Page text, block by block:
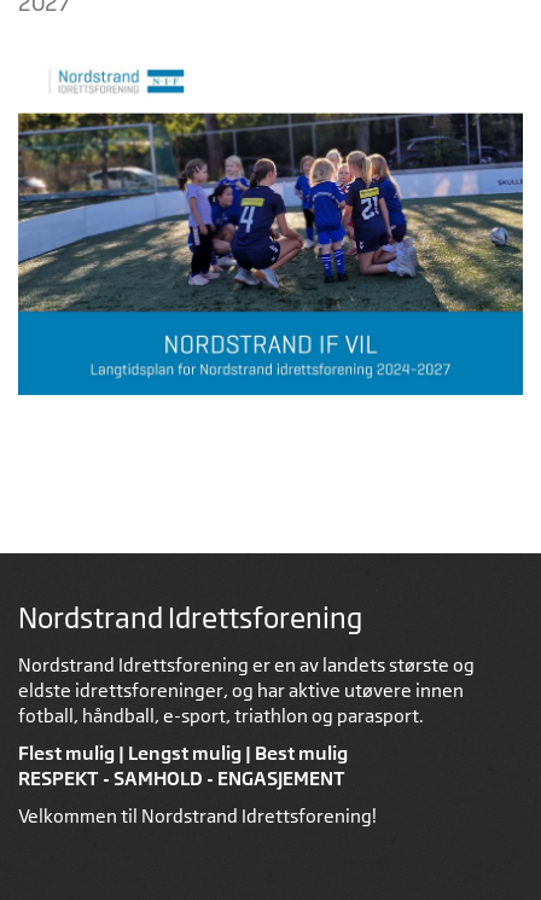
Nordstrand Idrettsforening
Nordstrand Idrettsforening er en av landets største og
eldste idrettsforeninger, og har aktive utøvere innen
fotball, håndball, e-sport, triathlon og parasport.
Flest mulig | Lengst mulig | Best mulig
RESPEKT - SAMHOLD - ENGASJEMENT
Velkommen til Nordstrand Idrettsforening!